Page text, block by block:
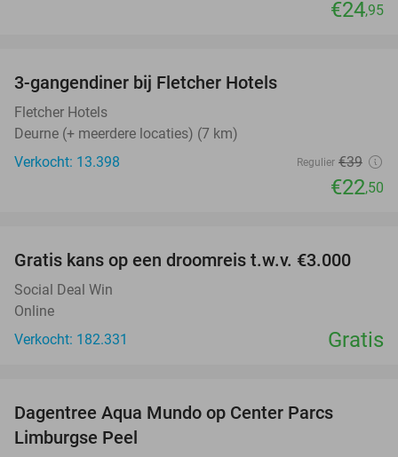
€24,95
3-gangendiner bij Fletcher Hotels
Fletcher Hotels
Deurne (+ meerdere locaties) (7 km)
Verkocht: 13.398
Regulier €39
€22,50
Gratis kans op een droomreis t.w.v. €3.000
Social Deal Win
Online
Verkocht: 182.331
Gratis
Dagentree Aqua Mundo op Center Parcs
Limburgse Peel